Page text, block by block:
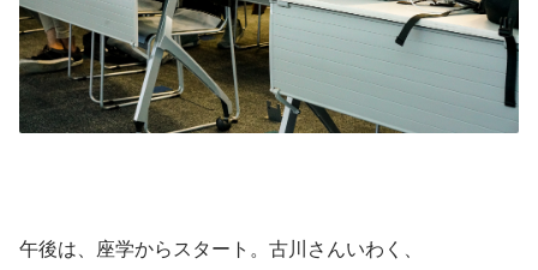
午後は、座学からスタート。古川さんいわく、